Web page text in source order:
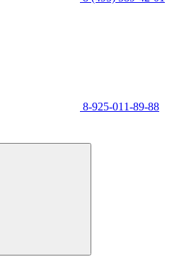
8-925-011-89-88